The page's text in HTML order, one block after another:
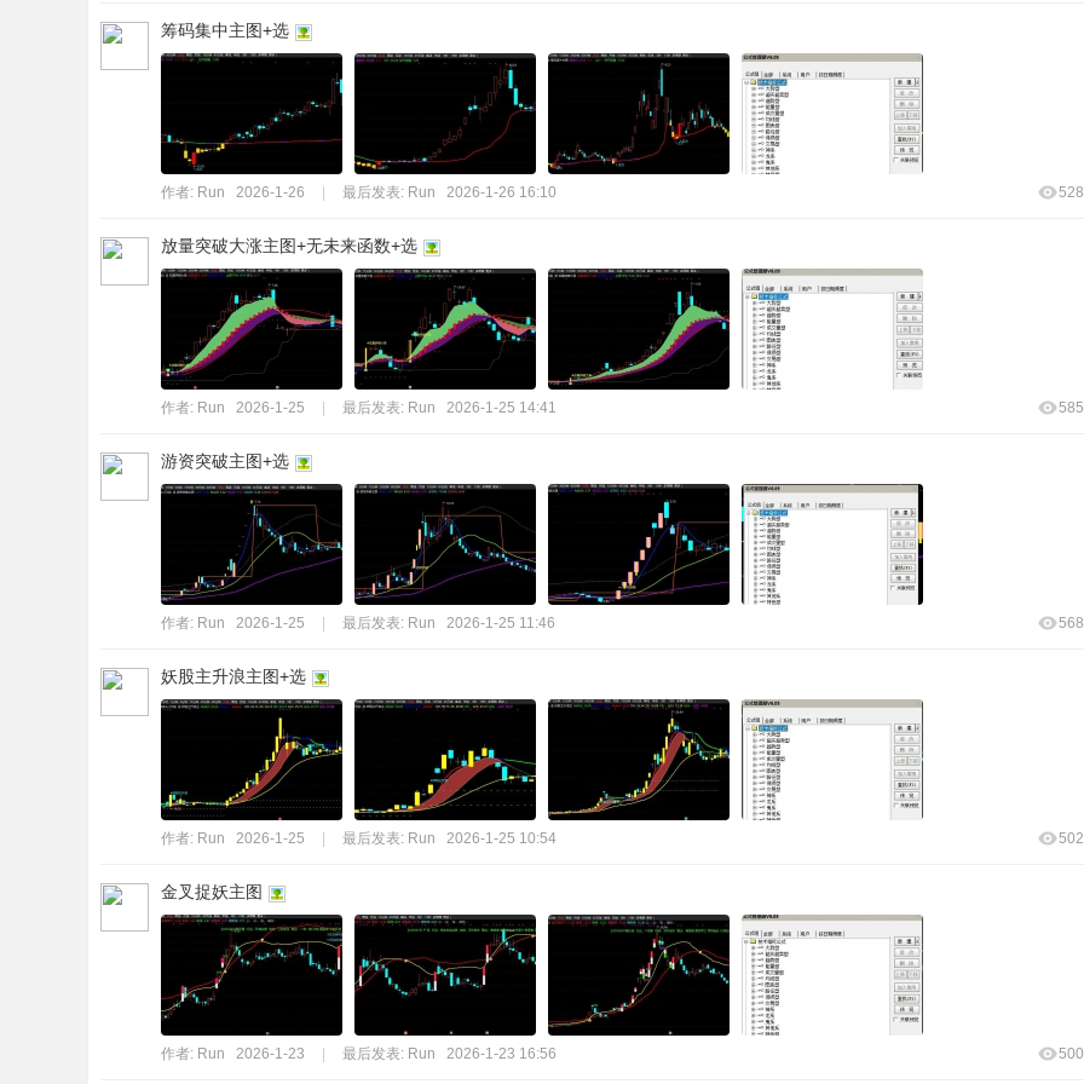
筹码集中主图+选
作者: Run 2026-1-26 最后发表: Run 2026-1-26 16:10 528
放量突破大涨主图+无未来函数+选
作者: Run 2026-1-25 最后发表: Run 2026-1-25 14:41 585
游资突破主图+选
作者: Run 2026-1-25 最后发表: Run 2026-1-25 11:46 568
妖股主升浪主图+选
作者: Run 2026-1-25 最后发表: Run 2026-1-25 10:54 502
金叉捉妖主图
作者: Run 2026-1-23 最后发表: Run 2026-1-23 16:56 500